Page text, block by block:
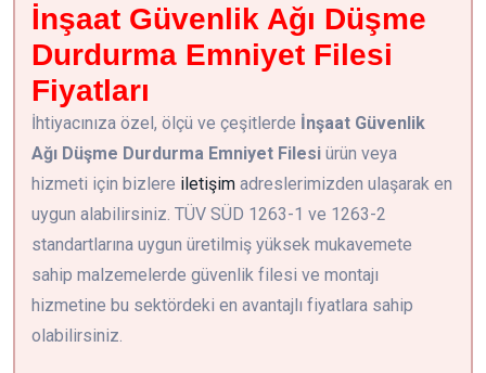
İnşaat Güvenlik Ağı Düşme
Durdurma Emniyet Filesi
Fiyatları
İhtiyacınıza özel, ölçü ve çeşitlerde İnşaat Güvenlik
Ağı Düşme Durdurma Emniyet Filesi ürün veya
hizmeti için bizlere iletişim adreslerimizden ulaşarak en
uygun alabilirsiniz. TÜV SÜD 1263-1 ve 1263-2
standartlarına uygun üretilmiş yüksek mukavemete
sahip malzemelerde güvenlik filesi ve montajı
hizmetine bu sektördeki en avantajlı fiyatlara sahip
olabilirsiniz.